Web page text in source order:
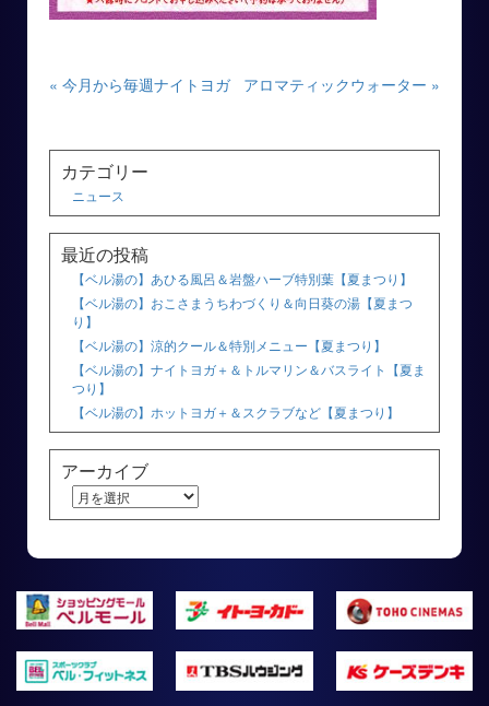
« 今月から毎週ナイトヨガ アロマティックウォーター »
カテゴリー
ニュース
最近の投稿
【ベル湯の】あひる風呂＆岩盤ハーブ特別葉【夏まつり】
【ベル湯の】おこさまうちわづくり＆向日葵の湯【夏まつ
り】
【ベル湯の】涼的クール＆特別メニュー【夏まつり】
【ベル湯の】ナイトヨガ＋＆トルマリン＆バスライト【夏ま
つり】
【ベル湯の】ホットヨガ＋＆スクラブなど【夏まつり】
アーカイブ